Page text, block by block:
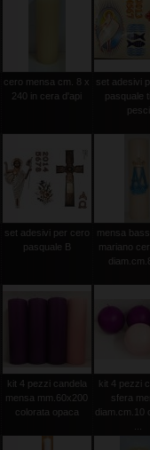
cero mensa cm. 8 x
240 in cera d'api
set adesivi
pasquale
pesci
set adesivi per cero
pasquale B
mensa
mariano
kit 4 pezzi candela
mensa mm.60x200
colorata opaca
kit 4 pezzi
sfera
diam.cm.10